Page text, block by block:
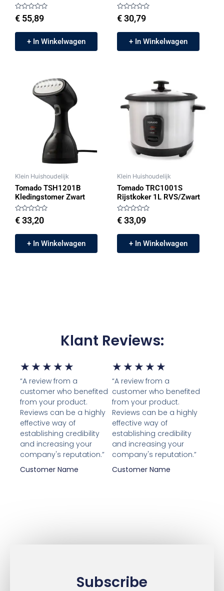
Gewaardeerd
0
5
€ 55,89
+ In Winkelwagen
Gewaardeerd
0
5
€30,79
+ In Winkelwagen
Klein Huishoudelijk
Tomado TSH1201B
Kledingstomer Zwart
Gewaardeerd
0
5
€33,20
+ In Winkelwagen
Klein Huishoudelijk
Tomado TRC1001S
Rijstkoker 1L RVS/Zwart
Gewaardeerd
0
5
€33,09
+ In Winkelwagen
Klant Reviews:
★ ★ ★ ★ ★
“A review from a
customer who benefited
from your product.
Reviews can be a highly
effective way of
establishing credibility
and increasing your
company's reputation.”
Customer Name
★ ★ ★ ★ ★
“A review from a
customer who benefited
from your product.
Reviews can be a highly
effective way of
establishing credibility
and increasing your
company's reputation.”
Customer Name
Subscribe